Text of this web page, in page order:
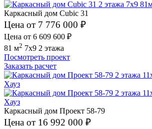
Каркасный дом Cubic 31
Цена от 7 776 000 ₽
Цена от 6 609 600 ₽
81 м2 7x9 2 этажа
Посмотреть проект
Заказать расчет
Каркасный дом Проект 58-79
Цена от 16 992 000 ₽